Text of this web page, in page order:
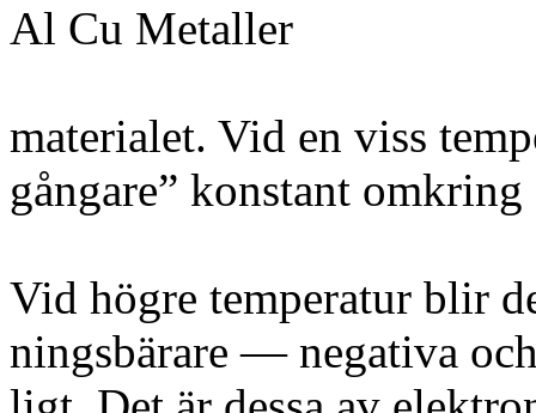
Al Cu Metaller
materialet. Vid en viss
gångare” konstant
Vid högre temperatur blir
ningsbärare — negativa